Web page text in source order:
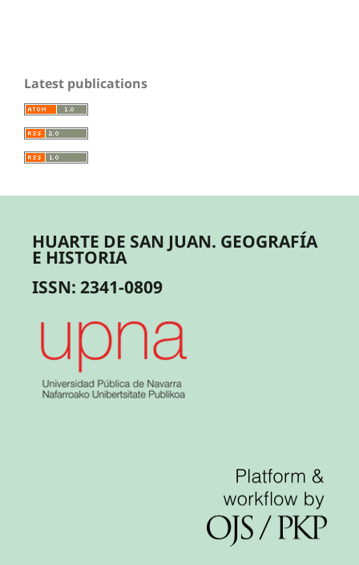
Latest publications
HUARTE DE SAN JUAN. GEOGRAFÍA
E HISTORIA
ISSN: 2341-0809